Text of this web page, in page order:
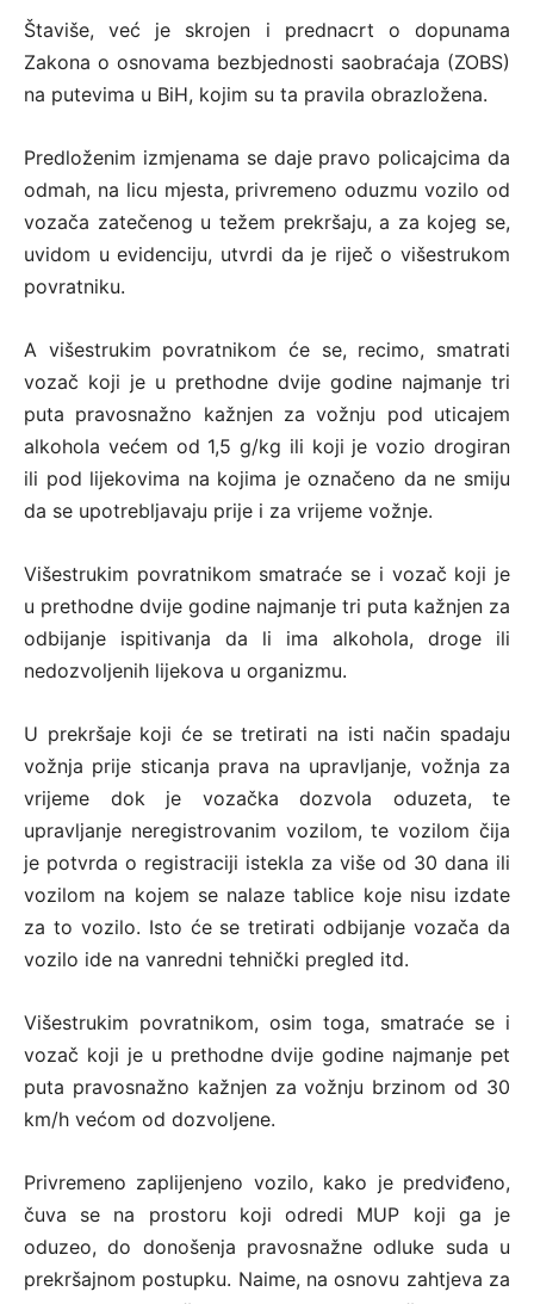
Štaviše, već je skrojen i prednacrt o dopunama
Zakona o osnovama bezbjednosti saobraćaja (ZOBS)
na putevima u BiH, kojim su ta pravila obrazložena.
Predloženim izmjenama se daje pravo policajcima da
odmah, na licu mjesta, privremeno oduzmu vozilo od
vozača zatečenog u težem prekršaju, a za kojeg se,
uvidom u evidenciju, utvrdi da je riječ o višestrukom
povratniku.
A višestrukim povratnikom će se, recimo, smatrati
vozač koji je u prethodne dvije godine najmanje tri
puta pravosnažno kažnjen za vožnju pod uticajem
alkohola većem od 1,5 g/kg ili koji je vozio drogiran
ili pod lijekovima na kojima je označeno da ne smiju
da se upotrebljavaju prije i za vrijeme vožnje.
Višestrukim povratnikom smatraće se i vozač koji je
u prethodne dvije godine najmanje tri puta kažnjen za
odbijanje ispitivanja da li ima alkohola, droge ili
nedozvoljenih lijekova u organizmu.
U prekršaje koji će se tretirati na isti način spadaju
vožnja prije sticanja prava na upravljanje, vožnja za
vrijeme dok je vozačka dozvola oduzeta, te
upravljanje neregistrovanim vozilom, te vozilom čija
je potvrda o registraciji istekla za više od 30 dana ili
vozilom na kojem se nalaze tablice koje nisu izdate
za to vozilo. Isto će se tretirati odbijanje vozača da
vozilo ide na vanredni tehnički pregled itd.
Višestrukim povratnikom, osim toga, smatraće se i
vozač koji je u prethodne dvije godine najmanje pet
puta pravosnažno kažnjen za vožnju brzinom od 30
km/h većom od dozvoljene.
Privremeno zaplijenjeno vozilo, kako je predviđeno,
čuva se na prostoru koji odredi MUP koji ga je
oduzeo, do donošenja pravosnažne odluke suda u
prekršajnom postupku. Naime, na osnovu zahtjeva za